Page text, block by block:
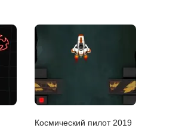
Космический пилот 2019